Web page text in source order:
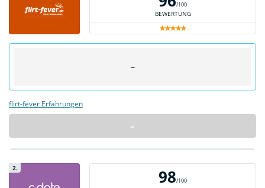
/100
BEWERTUNG
–
flirt-fever Erfahrungen
–
2. 98/100